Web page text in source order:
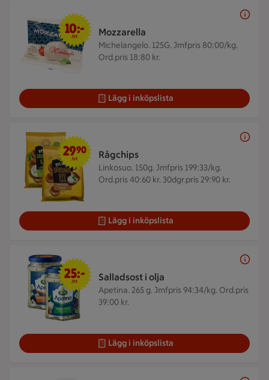
Mozzarella
Michelangelo. 125G. Jmfpris 80:00/kg.
Ord.pris 18:80 kr.
10 kr/st
10:-
/st
Lägg i inköpslista
Rågchips
Linkosuo. 150g. Jmfpris 199:33/kg.
Ord.pris 40:60 kr. 30dgr.pris 29:90 kr.
29,90 kr/st
2990
/st
Lägg i inköpslista
Salladsost i olja
Apetina. 265 g. Jmfpris 94:34/kg. Ord.pris
39:00 kr.
25 kr/st
25:-
/st
Lägg i inköpslista